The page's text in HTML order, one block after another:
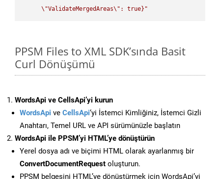
\"ValidateMergedAreas\" : true}"
PPSM Files to XML SDK’sında Basit
Curl Dönüşümü
WordsApi ve CellsApi’yi kurun
WordsApi ve CellsApi‘yi İstemci Kimliğiniz, İstemci Gizli
Anahtarı, Temel URL ve API sürümünüzle başlatın
WordsApi ile PPSM’yi HTML’ye dönüştürün
Yerel dosya adı ve biçimi HTML olarak ayarlanmış bir
ConvertDocumentRequest oluşturun.
PPSM belgesini HTML’ye dönüştürmek için WordsApi’yi